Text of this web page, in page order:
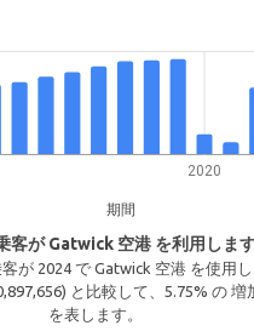
2020
期間
客が Gatwick 空港 を利用しま
が 2024 で Gatwick 空港 を使用し
と比較して、5.75% の 増
を表します。